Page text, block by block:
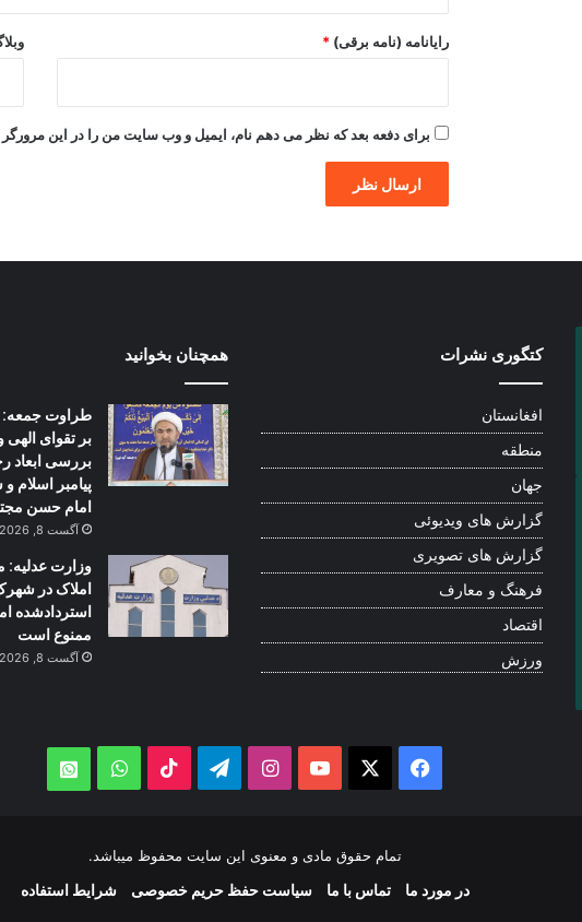
رایانامه (نامه برقی) *
برای دفعه بعد که نظر می دهم نام، ایمیل و وب سایت من را در این مرورگر
کتگوری نشرات
افغانستان
منطقه
جهان
گزارش های ویدیوئی
گزارش های تصویری
فرهنگ و معارف
اقتصاد
ورزش
همچنان بخوانید
طراوت جمعه: |
بر تقوای الهی
بررسی ابعاد
پیامبر اسلام
امام حسن
آگست 8, 2026
وزارت عدلیه:
املاک در
استردادشده
ممنوع است
آگست 8, 2026
Facebook
YouTube
Instagram
Telegram
TikTok
WhatsApp
تمام حقوق مادی و معنوی این سایت محفوظ میباشد.
در مورد ما تماس با ما سیاست حفظ حریم خصوصی شرایط استفاده